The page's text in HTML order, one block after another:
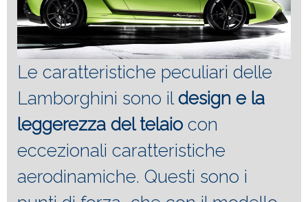
Le caratteristiche peculiari delle
Lamborghini sono ildesign e la
leggerezza del telaio con
eccezionali caratteristiche
aerodinamiche. Questi sono i